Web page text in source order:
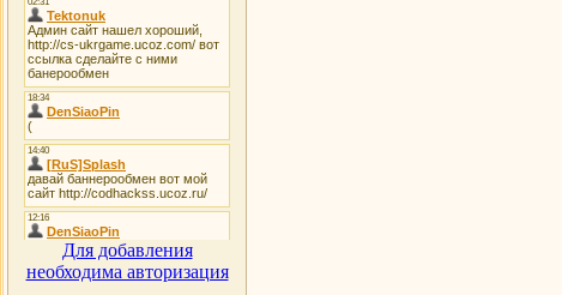
Для добавления
необходима авторизация